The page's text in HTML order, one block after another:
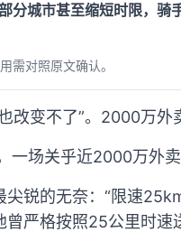
分城市甚至缩短时限，
需对照原文确认。
改变不了”。2000万
一场关乎近2000万外
锐的无奈：“限速
严格按照25公里时